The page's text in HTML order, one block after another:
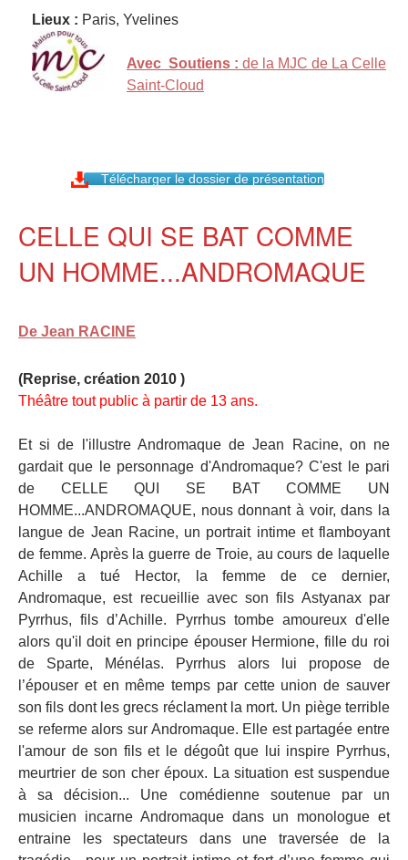
Lieux : Paris, Yvelines
Avec Soutiens : de la MJC de La Celle
Saint-Cloud
Télécharger le dossier de présentation
CELLE QUI SE BAT COMME
UN HOMME...ANDROMAQUE
De Jean RACINE
(Reprise, création 2010 )
Théâtre tout public à partir de 13 ans.
Et si de l'illustre Andromaque de Jean Racine, on ne
gardait que le personnage d'Andromaque? C'est le pari
de CELLE QUI SE BAT COMME UN
HOMME...ANDROMAQUE, nous donnant à voir, dans la
langue de Jean Racine, un portrait intime et flamboyant
de femme. Après la guerre de Troie, au cours de laquelle
Achille a tué Hector, la femme de ce dernier,
Andromaque, est recueillie avec son fils Astyanax par
Pyrrhus, fils d’Achille. Pyrrhus tombe amoureux d'elle
alors qu'il doit en principe épouser Hermione, fille du roi
de Sparte, Ménélas. Pyrrhus alors lui propose de
l’épouser et en même temps par cette union de sauver
son fils dont les grecs réclament la mort. Un piège terrible
se referme alors sur Andromaque. Elle est partagée entre
l'amour de son fils et le dégoût que lui inspire Pyrrhus,
meurtrier de son cher époux. La situation est suspendue
à sa décision... Une comédienne soutenue par un
musicien incarne Andromaque dans un monologue et
entraine les spectateurs dans une traversée de la